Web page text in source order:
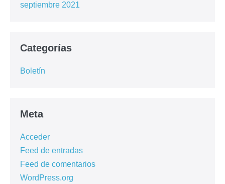
septiembre 2021
Categorías
Boletín
Meta
Acceder
Feed de entradas
Feed de comentarios
WordPress.org